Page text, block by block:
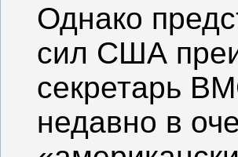
Однако
сил США
секретарь
недавно в